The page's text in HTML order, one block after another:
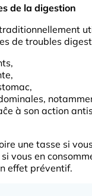
de la digestion
de troubles
à son action
une tasse si
vous en
effet préventif.